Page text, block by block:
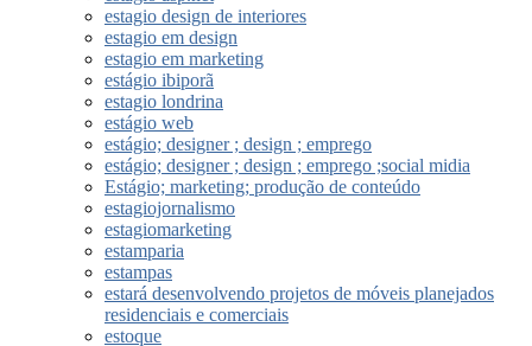
estagio design de interiores
estagio em design
estagio em marketing
estágio ibiporã
estagio londrina
estágio web
estágio; designer ; design ; emprego
estágio; designer ; design ; emprego ;social midia
Estágio; marketing; produção de conteúdo
estagiojornalismo
estagiomarketing
estamparia
estampas
estará desenvolvendo projetos de móveis planejados
residenciais e comerciais
estoque